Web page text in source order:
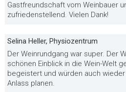
Gastfreundschaft vom Weinbauer
zufriedenstellend. Vielen Dank!
Selina Heller, Physiozentrum
Der Weinrundgang war super. Der
schönen Einblick in die Wein-Welt
begeistert und würden auch
Anlass planen.